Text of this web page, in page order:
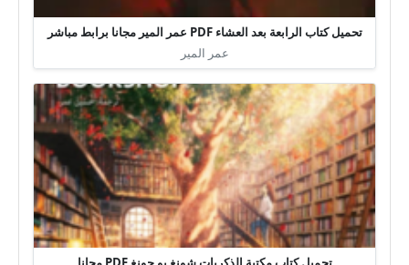
تحميل كتاب الرابعة بعد العشاء PDF عمر المير مجانا برابط مباشر
عمر المير